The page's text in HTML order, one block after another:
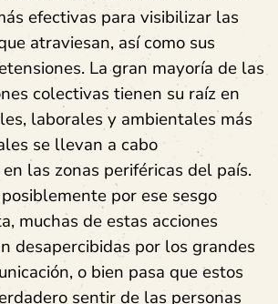
efectivas para visibilizar las
atraviesan, así como sus
La gran mayoría de las
colectivas tienen su raíz en
laborales y ambientales más
se llevan a cabo
las zonas periféricas del país.
por ese sesgo
muchas de estas acciones
desapercibidas por los grandes
o bien pasa que estos
sentir de las personas